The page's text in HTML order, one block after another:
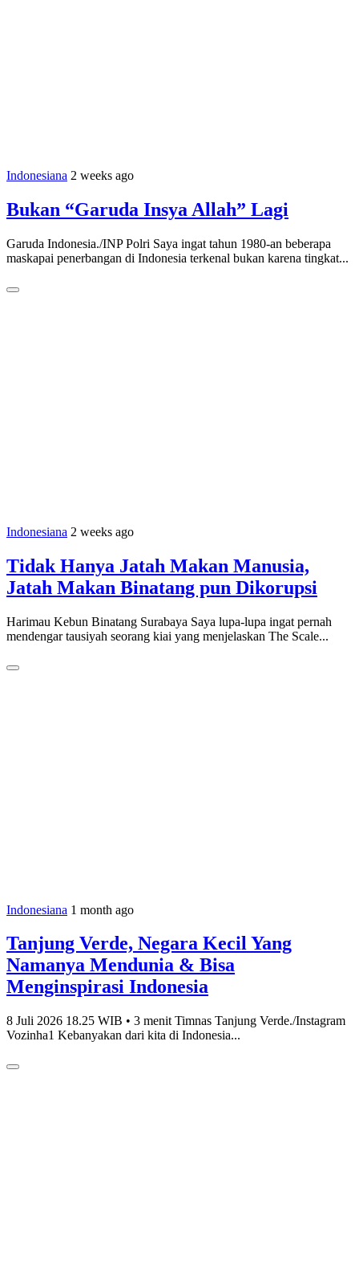
Indonesiana 2 weeks ago
Bukan “Garuda Insya Allah” Lagi
Garuda Indonesia./INP Polri Saya ingat tahun 1980-an beberapa
maskapai penerbangan di Indonesia terkenal bukan karena tingkat...
Indonesiana 2 weeks ago
Tidak Hanya Jatah Makan Manusia,
Jatah Makan Binatang pun Dikorupsi
Harimau Kebun Binatang Surabaya Saya lupa-lupa ingat pernah
mendengar tausiyah seorang kiai yang menjelaskan The Scale...
Indonesiana 1 month ago
Tanjung Verde, Negara Kecil Yang
Namanya Mendunia & Bisa
Menginspirasi Indonesia
8 Juli 2026 18.25 WIB • 3 menit Timnas Tanjung Verde./Instagram
Vozinha1 Kebanyakan dari kita di Indonesia...